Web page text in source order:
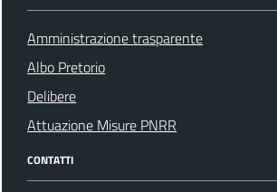
Amministrazione trasparente
Albo Pretorio
Delibere
Attuazione Misure PNRR
CONTATTI